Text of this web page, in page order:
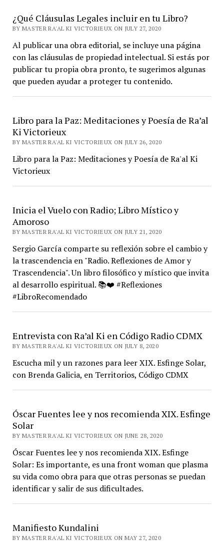
¿Qué Cláusulas Legales incluir en tu Libro?
BY MASTER RA'AL KI VICTORIEUX ON JULY 27, 2020
Al publicar una obra editorial, se incluye una página
con las cláusulas de propiedad intelectual. Si estás por
publicar tu propia obra pronto, te sugerimos algunas
que pueden ayudar a proteger tu contenido.
Libro para la Paz: Meditaciones y Poesía de Ra’al
Ki Victorieux
BY MASTER RA'AL KI VICTORIEUX ON JULY 26, 2020
Libro para la Paz: Meditaciones y Poesía de Ra'al Ki
Victorieux
Inicia el Vuelo con Radio; Libro Místico y
Amoroso
BY MASTER RA'AL KI VICTORIEUX ON JULY 21, 2020
Sergio García comparte su reflexión sobre el cambio y
la trascendencia en "Radio. Reflexiones de Amor y
Trascendencia". Un libro filosófico y místico que invita
al desarrollo espiritual. 📚❤️ #Reflexiones
#LibroRecomendado
Entrevista con Ra’al Ki en Código Radio CDMX
BY MASTER RA'AL KI VICTORIEUX ON JULY 8, 2020
Escucha mil y un razones para leer XIX. Esfinge Solar,
con Brenda Galicia, en Territorios, Código CDMX
Óscar Fuentes lee y nos recomienda XIX. Esfinge
Solar
BY MASTER RA'AL KI VICTORIEUX ON JUNE 28, 2020
Óscar Fuentes lee y nos recomienda XIX. Esfinge
Solar: Es importante, es una front woman que plasma
su vida como obra para que otras personas se puedan
identificar y salir de sus dificultades.
Manifiesto Kundalini
BY MASTER RA'AL KI VICTORIEUX ON MAY 27, 2020